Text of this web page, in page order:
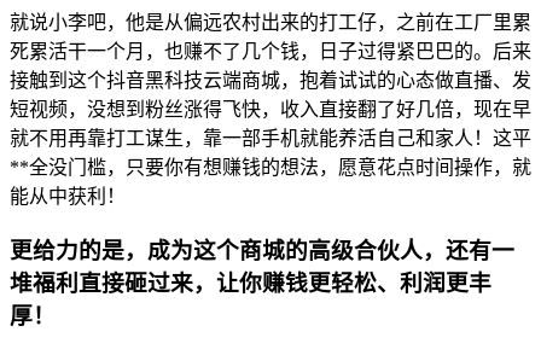
就说小李吧，他是从偏远农村出来的打工仔，之前在工厂里累
死累活干一个月，也赚不了几个钱，日子过得紧巴巴的。后来
接触到这个抖音黑科技云端商城，抱着试试的心态做直播、发
短视频，没想到粉丝涨得飞快，收入直接翻了好几倍，现在早
就不用再靠打工谋生，靠一部手机就能养活自己和家人！这平
**全没门槛，只要你有想赚钱的想法，愿意花点时间操作，就
能从中获利！
更给力的是，成为这个商城的高级合伙人，还有一
堆福利直接砸过来，让你赚钱更轻松、利润更丰
厚！